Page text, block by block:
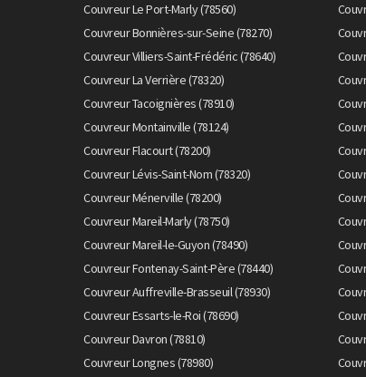
Couvreur Le Port-Marly (78560)
Couvreur Bonnières-sur-Seine (78270)
Couvreur Villiers-Saint-Frédéric (78640)
Couvreur La Verrière (78320)
Couvreur Tacoignières (78910)
Couvreur Montainville (78124)
Couvreur Flacourt (78200)
Couvreur Lévis-Saint-Nom (78320)
Couvreur Ménerville (78200)
Couvreur Mareil-Marly (78750)
Couvreur Mareil-le-Guyon (78490)
Couvreur Fontenay-Saint-Père (78440)
Couvreur Auffreville-Brasseuil (78930)
Couvreur Essarts-le-Roi (78690)
Couvreur Davron (78810)
Couvreur Longnes (78980)